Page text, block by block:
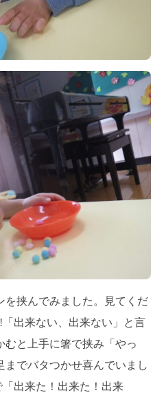
を挟んでみました。見てくだ
出来ない、出来ない」と言
むと上手に箸で挟み「やっ
までバタつかせ喜んでいまし
出来た！出来た！出来